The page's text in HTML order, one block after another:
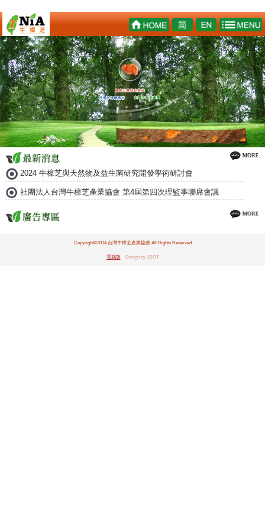
2024 牛樟芝與天然物及益生菌研究開發學術研討會
社團法人台灣牛樟芝產業協會 第4屆第四次理監事聯席會議
Copyright©2014 台灣牛樟芝產業協會 All Rights Reserved
電腦版 Design by JDDT